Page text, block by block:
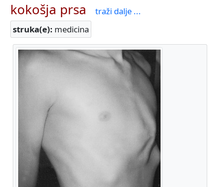
kokošja prsa
traži dalje ...
struka(e): medicina